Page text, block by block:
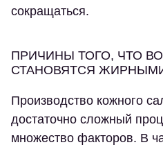
сокращаться.
ПРИЧИНЫ ТОГО, ЧТО
СТАНОВЯТСЯ
Производство кожного
достаточно сложный
множество факторов. В